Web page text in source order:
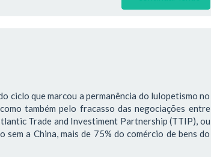
ciclo que marcou a permanência do lulopetismo no
também pelo fracasso das negociações entre
Trade and Investiment Partnership (TTIP), ou
a China, mais de 75% do comércio de bens do